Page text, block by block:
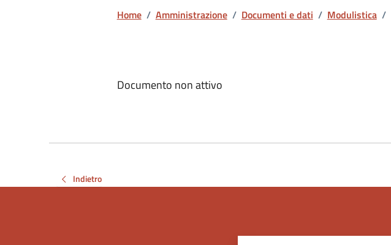
Home / Amministrazione / Documenti e dati / Modulistica /
Documento non attivo
Indietro